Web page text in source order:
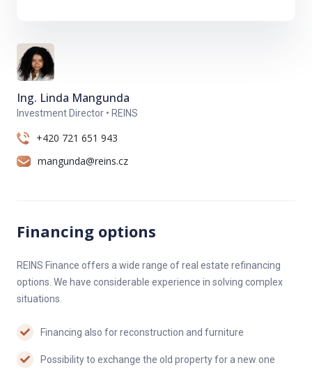
● kompletní úprava povrchů stěn
● laminátová podlaha Dub Native 8mm AC4 V drážka
● podlahové obvodové lišty Krono Original Bílá
● umyvadlo + skříňka dekor Ořech
● vana nebo sprchovací kout
● baterie vanová Hansgrohe Logis
● sprchová hadice s hlavicí
Ing. Linda Mangunda
Investment Director • REINS
+420 721 651 943
mangunda@reins.cz
Financing options
REINS Finance offers a wide range of real estate refinancing
options. We have considerable experience in solving complex
situations.
Financing also for reconstruction and furniture
Possibility to exchange the old property for a new one